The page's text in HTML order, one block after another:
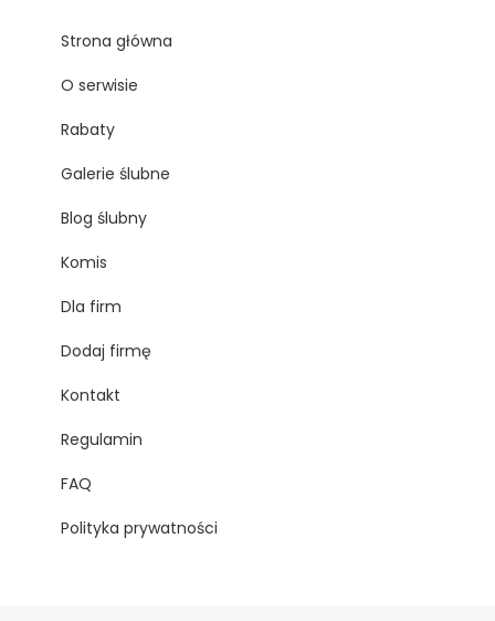
Strona główna
O serwisie
Rabaty
Galerie ślubne
Blog ślubny
Komis
Dla firm
Dodaj firmę
Kontakt
Regulamin
FAQ
Polityka prywatności